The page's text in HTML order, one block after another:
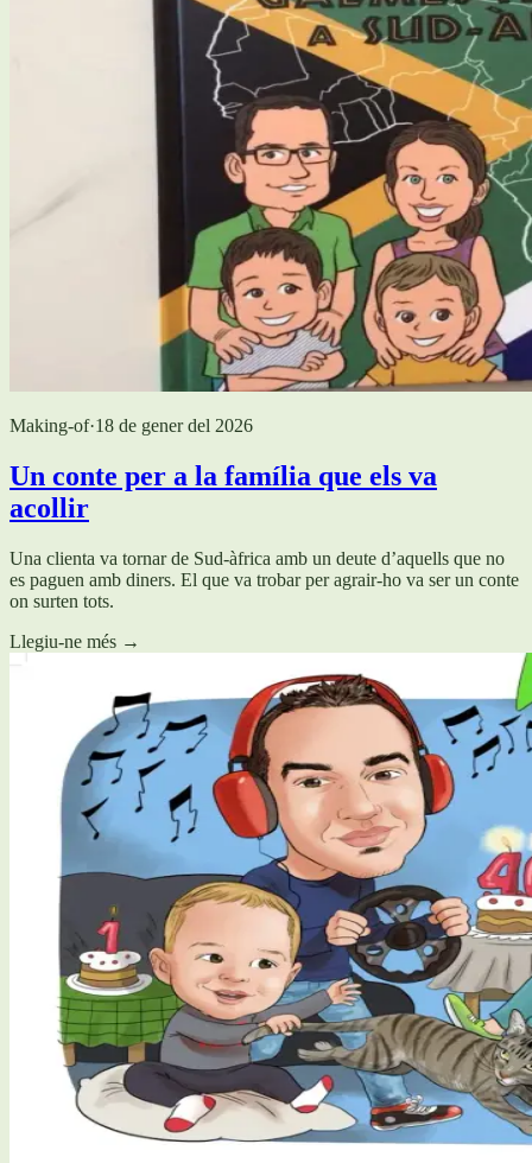
Making-of·18 de gener del 2026
Un conte per a la família que els va
acollir
Una clienta va tornar de Sud-àfrica amb un deute d’aquells que no
es paguen amb diners. El que va trobar per agrair-ho va ser un conte
on surten tots.
Llegiu-ne més →